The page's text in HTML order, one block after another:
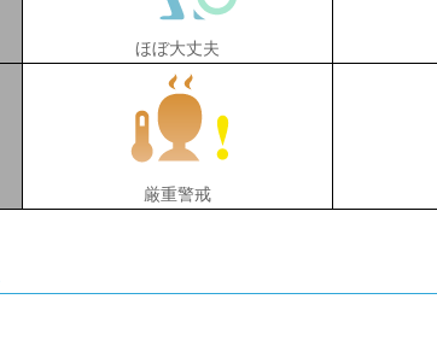
ほぼ大丈夫
厳重警戒